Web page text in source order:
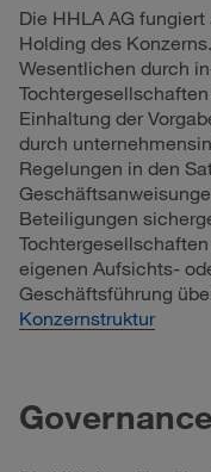
Die HHLA AG
Holding des
Wesentlichen durch
Einhaltung der
durch
Regelungen in den
Beteiligungen
eigenen Aufsichts-
Geschäftsführung
Konzernstruktur